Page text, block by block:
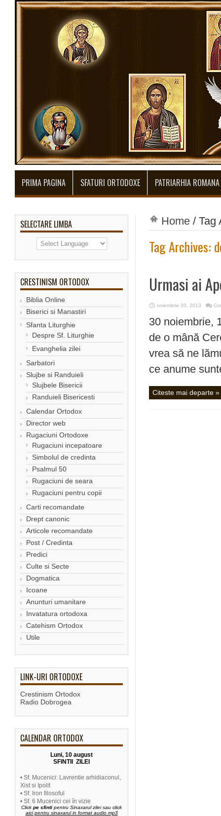
PRIMA PAGINA SFATURI ORTODOXE PATRIARHIA ROMANA
Home / Tag
Tag Archives:
Urmasi ai
noiembrie 20, 2013
30 noiembrie,
de o mână
vrea să ne
ce anume
Citeste mai departe »
SELECTARE LIMBA
CRESTINISM ORTODOX
Biblia Online
Biserici si Manastiri
Sfanta Liturghie
Despre Sf. Liturghie
Evanghelia zilei
Sarbatori
Slujbe si Randuieli
Slujbele Bisericii
Randuieli Bisericesti
Calendar Ortodox
Director web
Rugaciuni Ortodoxe
Rugaciuni incepatoare
Simbolul de credinta
Psalmul 50
Rugaciuni de seara
Rugaciuni pentru copii
Carti recomandate
Drept canonic
Articole recomandate
Post / Credinta
Predici
Culte si Secte
Dogmatica
Icoane
Anunturi umanitare
Invatatura ortodoxa
Catehism Ortodox
Utile
LINK-URI ORTODOXE
Crestinism Ortodox
Radio Dobrogea
CALENDAR ORTODOX
Luni, 10 august
SFINTII ZILEI
• Sf. Mucenici: Lavrentie arhidiaconul,
Xist si Ipolit
• Sf. Iron filosoful
• Sf. 6 Mucenici cei în vizie
Click pe sfinti pentru Sinaxarul zilei sau click
aici pentru sinaxarul in format audio mp3